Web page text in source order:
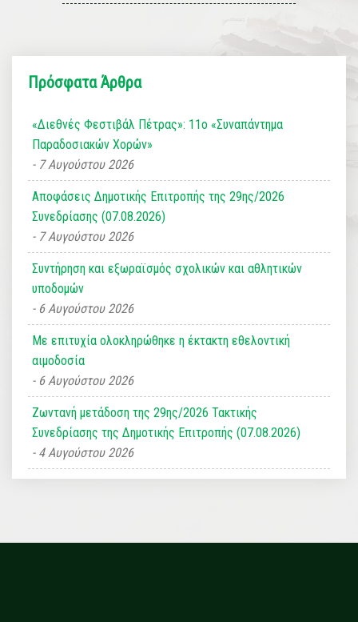
Πρόσφατα Άρθρα
«Διεθνές Φεστιβάλ Πέτρας»: 11ο «Συναπάντημα
Παραδοσιακών Χορών»
7 Αυγούστου 2026
Αποφάσεις Δημοτικής Επιτροπής της 29ης/2026
Συνεδρίασης (07.08.2026)
7 Αυγούστου 2026
Συντήρηση και εξωραϊσμός σχολικών και αθλητικών
υποδομών
6 Αυγούστου 2026
Με επιτυχία ολοκληρώθηκε η έκτακτη εθελοντική
αιμοδοσία
6 Αυγούστου 2026
Ζωντανή μετάδοση της 29ης/2026 Τακτικής
Συνεδρίασης της Δημοτικής Επιτροπής (07.08.2026)
4 Αυγούστου 2026